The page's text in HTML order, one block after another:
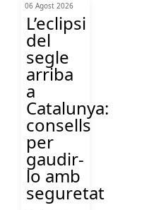
06 Agost 2026
L’eclipsi
del
segle
arriba
a
Catalunya:
consells
per
gaudir-
lo amb
seguretat